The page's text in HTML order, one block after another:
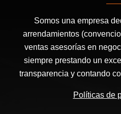
Somos una empresa
arrendamientos
ventas asesorías en
siempre prestando un
transparencia y contando
Políticas de